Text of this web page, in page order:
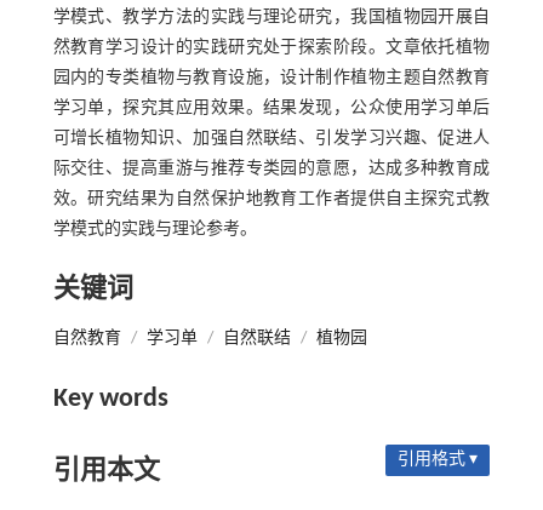
学模式、教学方法的实践与理论研究，我国植物园开展自
然教育学习设计的实践研究处于探索阶段。文章依托植物
园内的专类植物与教育设施，设计制作植物主题自然教育
学习单，探究其应用效果。结果发现，公众使用学习单后
可增长植物知识、加强自然联结、引发学习兴趣、促进人
际交往、提高重游与推荐专类园的意愿，达成多种教育成
效。研究结果为自然保护地教育工作者提供自主探究式教
学模式的实践与理论参考。
关键词
自然教育 / 学习单 / 自然联结 / 植物园
Key words
引用本文 引用格式 ▾